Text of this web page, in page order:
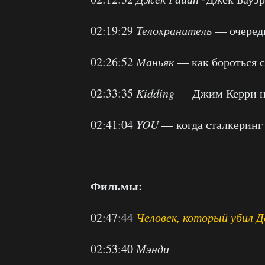
02:19:29 Телохранитель—
02:26:52 Маньяк— как бороться
02:33:35 Kidding— Джим Керри
02:41:04 YOU— когда
Фильмы:
02:47:44 Человек, который убил
02:53:40 Мэнди